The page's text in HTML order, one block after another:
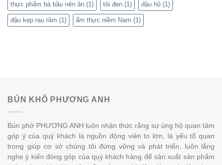
thực phẩm bà bầu nên ăn (1) tỏi đen (1) đậu hũ (1)
đậu kẹp rau răm (1) ẩm thực niềm Nam (1)
BÚN KHÔ PHƯƠNG ANH
Bún phở PHƯƠNG ANH luôn nhận thức rằng sự ủng hộ quan tâm
góp ý của quý khách là nguồn động viên to lớn, là yếu tố quan
trọng giúp cơ sở chúng tôi đứng vững và phát triển, luôn lắng
nghe ý kiến đóng góp của quý khách hàng để sản xuất sản phẩm